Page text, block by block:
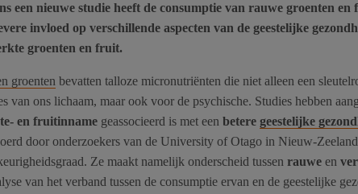
een nieuwe studie heeft de consumptie van rauwe groenten
invloed op verschillende aspecten van de geestelijke
groenten en fruit.
groenten bevatten talloze micronutriënten die niet alleen een
van ons lichaam, maar ook voor de psychische. Studies hebben
en fruitinname geassocieerd is met een betere geestelijke
door onderzoekers van de University of Otago in Nieuw-
Ze maakt namelijk onderscheid tussen rauwe en
van het verband tussen de consumptie ervan en de geestelijke